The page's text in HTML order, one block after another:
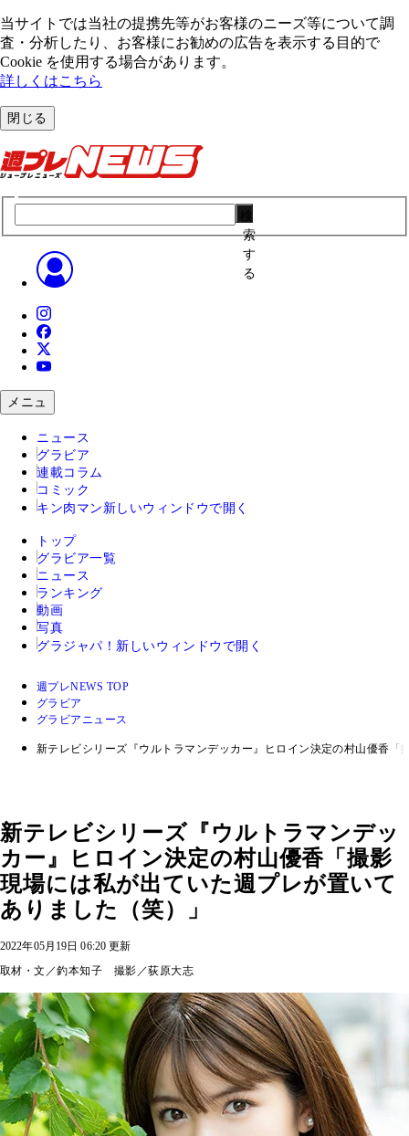
当サイトでは当社の提携先等がお客様のニーズ等について調
査・分析したり、お客様にお勧めの広告を表⽰する⽬的で
Cookie を使⽤する場合があります。
詳しくはこちら
閉じる
索
す
る
メニュ
ニュース
グラビア
連載コラム
コミック
キン肉マン 新しいウィンドウで開く
トップ
グラビア一覧
ニュース
ランキング
動画
写真
グラジャパ！ 新しいウィンドウで開く
週プレNEWS TOP
グラビア
グラビアニュース
新テレビシリーズ『ウルトラマンデッカー』ヒロイン決定の村山優香
新テレビシリーズ『ウルトラマンデッ
カー』ヒロイン決定の村山優香「撮影
現場には私が出ていた週プレが置いて
ありました（笑）」
2022年05月19日 06:20 更新
取材・文／釣本知子 撮影／荻原大志